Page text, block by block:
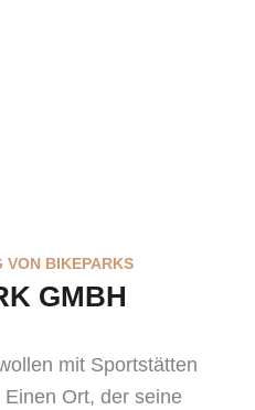
VON BIKEPARKS
GMBH
mit Sportstätten
Einen Ort, der seine